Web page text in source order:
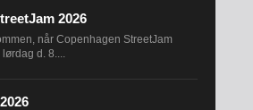
2026
når Copenhagen StreetJam
d. 8....